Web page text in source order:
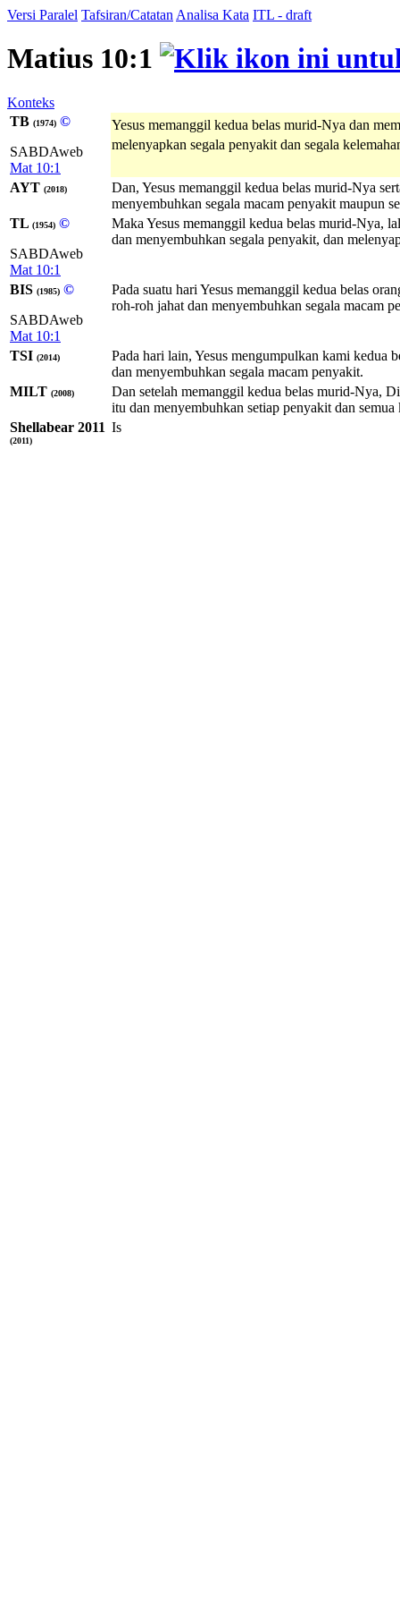
Versi Paralel Tafsiran/Catatan Analisa Kata ITL - draft
Matius 10:1
Konteks
TB (1974) ©
SABDAweb
Mat 10:1
Yesus memanggil kedua belas murid-Nya dan
melenyapkan segala penyakit dan segala
AYT (2018)
Dan, Yesus memanggil kedua belas murid-Nya
menyembuhkan segala macam penyakit maupun
TL (1954) ©
SABDAweb
Mat 10:1
Maka Yesus memanggil kedua belas murid-Nya,
dan menyembuhkan segala penyakit, dan
BIS (1985) ©
SABDAweb
Mat 10:1
Pada suatu hari Yesus memanggil kedua belas
roh-roh jahat dan menyembuhkan segala macam
TSI (2014)
Pada hari lain, Yesus mengumpulkan kami kedua
dan menyembuhkan segala macam penyakit.
MILT (2008)
Dan setelah memanggil kedua belas murid-Nya,
itu dan menyembuhkan setiap penyakit dan semua
Shellabear 2011
(2011)
Is